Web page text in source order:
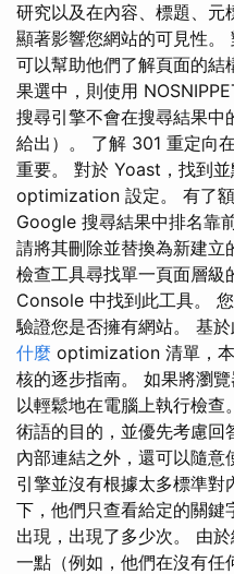
研究以及在內容、標題、元
顯著影響您網站的可見性
可以幫助他們了解頁面的結
果選中，則使用
搜尋引擎不會在搜尋結果中
給出）。 了解 301 重定向
重要。 對於 Yoast，找到
optimization 設定。 有了
Google 搜尋結果中排名靠
請將其刪除並替換為新建
檢查工具尋找單一頁面層
Console 中找到此工具。
驗證您是否擁有網站。 基
什麼 optimization 清單，
核的逐步指南。 如果將瀏
以輕鬆地在電腦上執行檢
術語的目的，並優先考慮回
內部連結之外，還可以隨
引擎並沒有根據太多標準
下，他們只查看給定的關鍵
出現，出現了多少次。 由
一點（例如，他們在沒有任